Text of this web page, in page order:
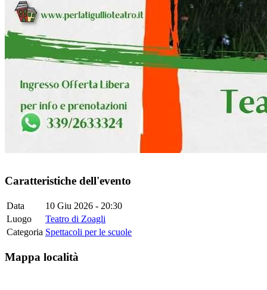
Caratteristiche dell'evento
Data
10 Giu 2026 - 20:30
Luogo
Teatro di Zoagli
Categoria Spettacoli per le scuole
Mappa località